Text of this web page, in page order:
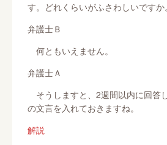
す。どれくらいがふさわしいですか。
弁護士Ｂ
何ともいえません。
弁護士Ａ
そうしますと、2週間以内に回答
の文言を入れておきますね。
解説